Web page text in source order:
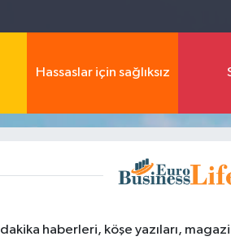
Hassaslar için sağlıksız
haberleri, köşe yazıları,